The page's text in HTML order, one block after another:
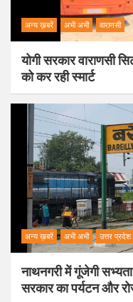
अन्य ख़बरें अभी अभी वाराणसी
योगी सरकार वाराणसी
को कर रही स्मार्ट
अन्य ख़बरें अभी अभी उत्तर प्रदेश
नाथनगरी में गूंजेगी
सरकार का पर्यटन और